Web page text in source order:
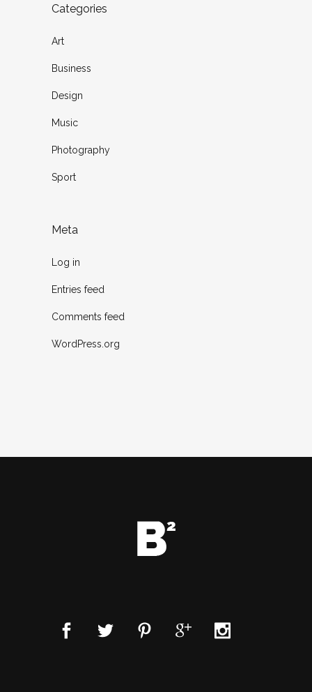
Categories
Art
Business
Design
Music
Photography
Sport
Meta
Log in
Entries feed
Comments feed
WordPress.org